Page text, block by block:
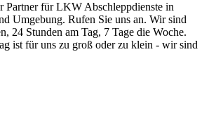
Partner für LKW Abschleppdienste in
Umgebung. Rufen Sie uns an. Wir sind
24 Stunden am Tag, 7 Tage die Woche.
ist für uns zu groß oder zu klein - wir sind